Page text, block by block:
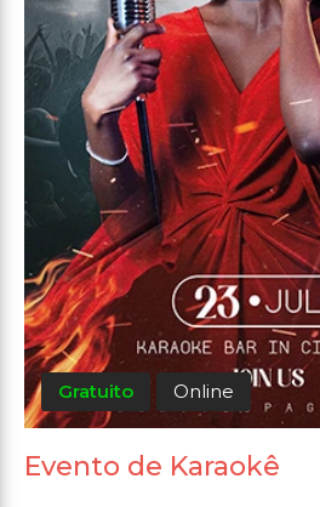
Gratuito Online
Evento de Karaokê